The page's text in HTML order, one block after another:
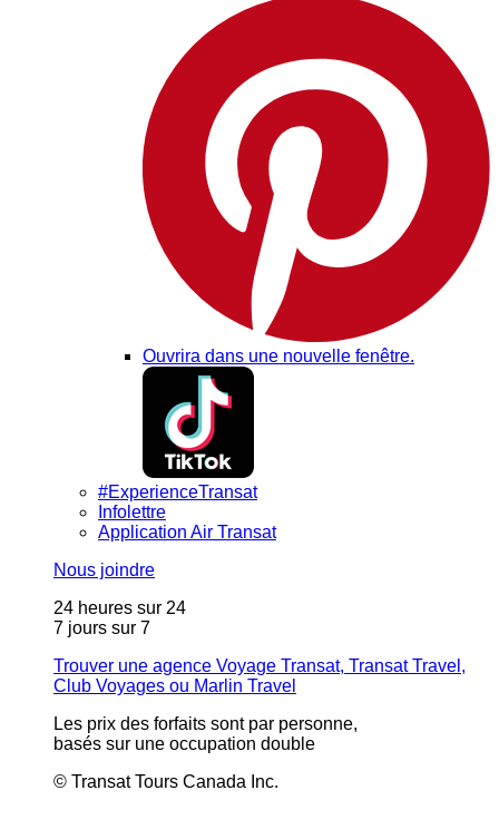
Ouvrira dans une nouvelle fenêtre.
#ExperienceTransat
Infolettre
Application Air Transat
Nous joindre
24 heures sur 24
7 jours sur 7
Trouver une agence Voyage Transat, Transat Travel,
Club Voyages ou Marlin Travel
Les prix des forfaits sont par personne,
basés sur une occupation double
© Transat Tours Canada Inc.